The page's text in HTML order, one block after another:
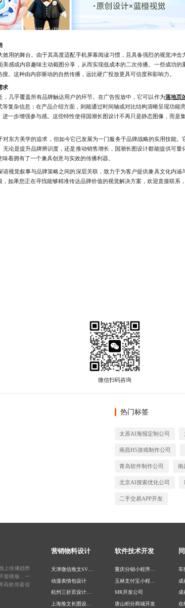
的舞台。由于其高度适配手机屏幕阅读习惯，且具备强烈的视觉冲击
感或内容趣味主动截图分享，从而实现低成本的二次传播。一些成功
。这种由内容驱动的自然传播，远比硬广投放更具可信度和影响力。
求
几乎覆盖所有品牌触达用户的环节。在广告投放中，它可以作为落地页
复杂信息；在产品介绍方面，则能通过时间轴或对比结构清晰呈现功能
一步增强参与感。这些特性使得国潮长图设计不再只是静态图像，而是
方美学的追求，但如今它已发展为一门服务于品牌战略的实用技能。
论是提升品牌辨识度，还是推动销售增长，国潮长图设计都能提供可
着拥有了一个兼具创意与实效的传播利器。
觉叙事与品牌策略之间的深层关联，致力于为客户提供兼具文化内涵
如果您正在寻找能够精准传达品牌价值的视觉解决方案，欢迎直接联系
热门标签
太原AI海报定制公司
南昌H5游戏制作公司
青岛软件制作公司 南
北京AI搜索优化公司
二手交易APP开发
上传播趋势
套模板，一
高效传递信
营销物料设计
动漫表情包设计
软件技术开发
MR开发公司
唐山积分商城开发
车
成
成
在